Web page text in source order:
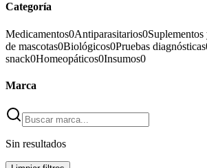
Categoría
Medicamentos0Antiparasitarios0
de mascotas0Biológicos0Pruebas diagnósticas
snack0Homeopáticos0Insumos0
Marca
Sin resultados